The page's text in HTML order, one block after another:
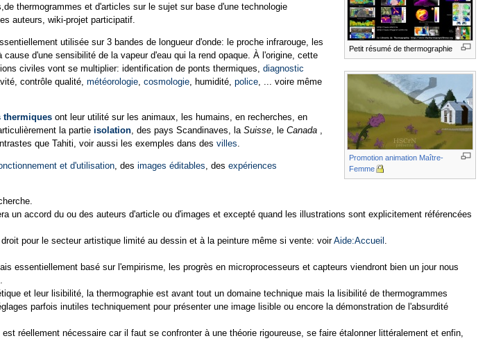
Petit résumé de thermographie
Promotion animation Maître-
Femme
thermogrammes et d'articles sur le sujet sur base d'une technologie
auteurs, wiki-projet participatif.
utilisée sur 3 bandes de longueur d'onde: le proche infrarouge, les
cause d'une sensibilité de la vapeur d'eau qui la rend opaque. À l'origine, cette
civiles vont se multiplier: identification de ponts thermiques, diagnostic
contrôle qualité, météorologie, cosmologie, humidité, police, ... voire même
thermiques ont leur utilité sur les animaux, les humains, en recherches, en
la partie isolation, des pays Scandinaves, la Suisse, le Canada ,
que Tahiti, voir aussi les exemples dans des villes.
et d'utilisation, des images éditables, des expériences
un accord du ou des auteurs d'article ou d'images et excepté quand les illustrations sont explicitement référencées
pour le secteur artistique limité au dessin et à la peinture même si vente: voirAide:Accueil .
essentiellement basé sur l'empirisme, les progrès en microprocesseurs et capteurs viendront bien un jour nous
et leur lisibilité, la thermographie est avant tout un domaine technique mais la lisibilité de thermogrammes
parfois inutiles techniquement pour présenter une image lisible ou encore la démonstration de l'absurdité
réellement nécessaire car il faut se confronter à une théorie rigoureuse, se faire étalonner littéralement et enfin,